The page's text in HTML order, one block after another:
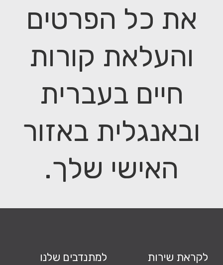
את כל הפרטים
והעלאת קורות
חיים בעברית
ובאנגלית באזור
האישי שלך.
לקראת שירות למתנדבים שלנו